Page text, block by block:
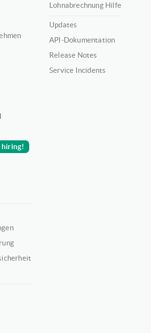
Lohnabrechnung Hilfe
Updates
API-Dokumentation
Release Notes
Service Incidents
hiring!